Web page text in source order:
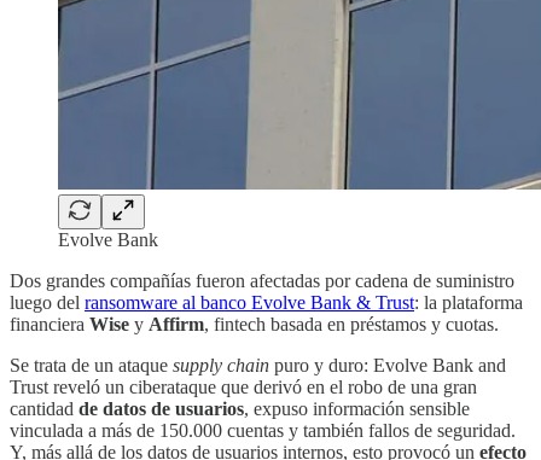
Evolve Bank
Dos grandes compañías fueron afectadas por cadena de suministro
luego del ransomware al banco Evolve Bank & Trust: la plataforma
financiera Wise y Affirm, fintech basada en préstamos y cuotas.
Se trata de un ataque supply chain puro y duro: Evolve Bank and
Trust reveló un ciberataque que derivó en el robo de una gran
cantidad de datos de usuarios, expuso información sensible
vinculada a más de 150.000 cuentas y también fallos de seguridad.
Y, más allá de los datos de usuarios internos, esto provocó un efecto